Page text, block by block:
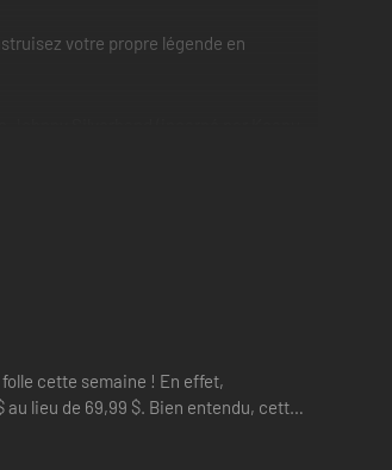
votre propre légende en
Silverhand (incarné par Keanu
à un conflit politique lourd de
un quartier contrôlé par une milice
cette semaine ! En effet,
lieu de 69,99 $. Bien entendu, cette